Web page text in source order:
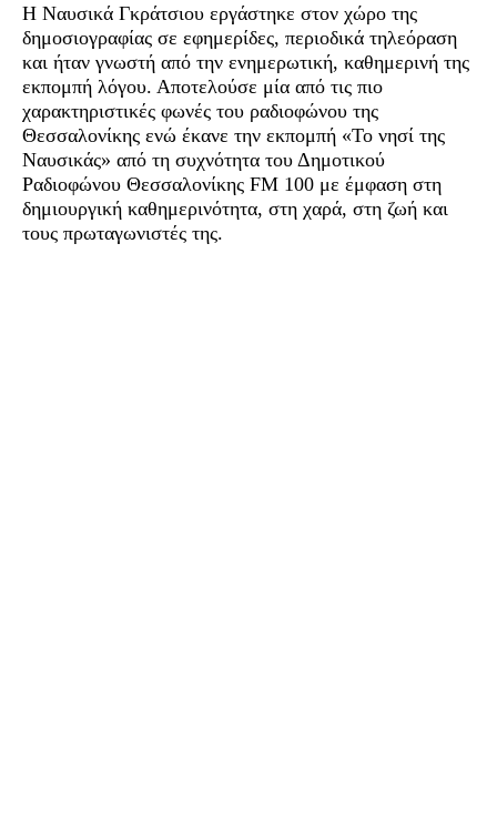
Η Ναυσικά Γκράτσιου εργάστηκε στον χώρο της
δημοσιογραφίας σε εφημερίδες, περιοδικά τηλεόραση
και ήταν γνωστή από την ενημερωτική, καθημερινή της
εκπομπή λόγου. Αποτελούσε μία από τις πιο
χαρακτηριστικές φωνές του ραδιοφώνου της
Θεσσαλονίκης ενώ έκανε την εκπομπή «Το νησί της
Ναυσικάς» από τη συχνότητα του Δημοτικού
Ραδιοφώνου Θεσσαλονίκης FM 100 με έμφαση στη
δημιουργική καθημερινότητα, στη χαρά, στη ζωή και
τους πρωταγωνιστές της.